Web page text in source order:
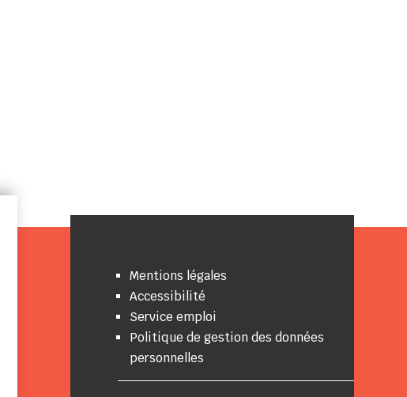
Mentions légales
Accessibilité
Service emploi
Politique de gestion des données
personnelles